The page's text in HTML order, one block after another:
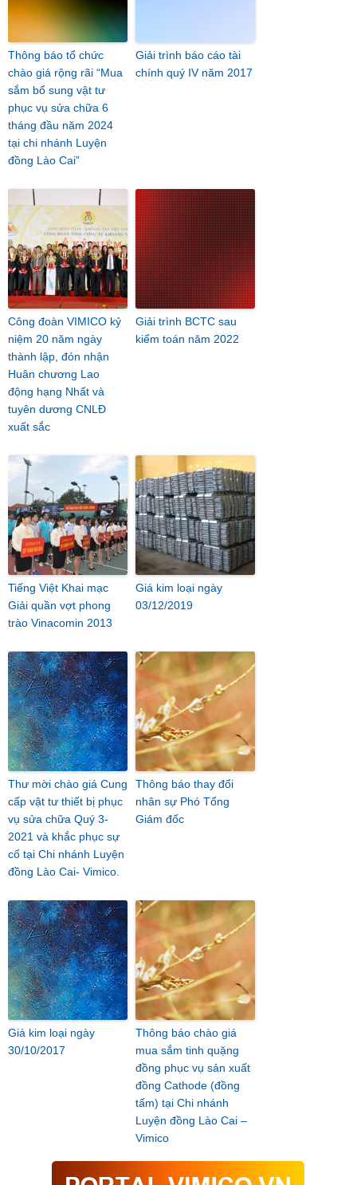
Thông báo tổ chức
chào giá rộng rãi “Mua
sắm bổ sung vật tư
phục vụ sửa chữa 6
tháng đầu năm 2024
tại chi nhánh Luyện
đồng Lào Cai”
Giải trình báo cáo tài
chính quý IV năm 2017
Công đoàn VIMICO kỷ
niệm 20 năm ngày
thành lập, đón nhận
Huân chương Lao
động hạng Nhất và
tuyên dương CNLĐ
xuất sắc
Giải trình BCTC sau
kiểm toán năm 2022
Tiếng Việt Khai mạc
Giải quần vợt phong
trào Vinacomin 2013
Giá kim loại ngày
03/12/2019
Thư mời chào giá Cung
cấp vật tư thiết bị phục
vụ sửa chữa Quý 3-
2021 và khắc phục sự
cố tại Chi nhánh Luyện
đồng Lào Cai- Vimico.
Thông báo thay đổi
nhân sự Phó Tổng
Giám đốc
Giá kim loại ngày
30/10/2017
Thông báo chào giá
mua sắm tinh quặng
đồng phục vụ sản xuất
đồng Cathode (đồng
tấm) tại Chi nhánh
Luyện đồng Lào Cai –
Vimico